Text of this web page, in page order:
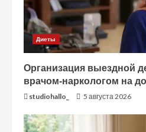
Диеты
Организация выездной
врачом-наркологом на
studiohallo_ 5 августа 2026